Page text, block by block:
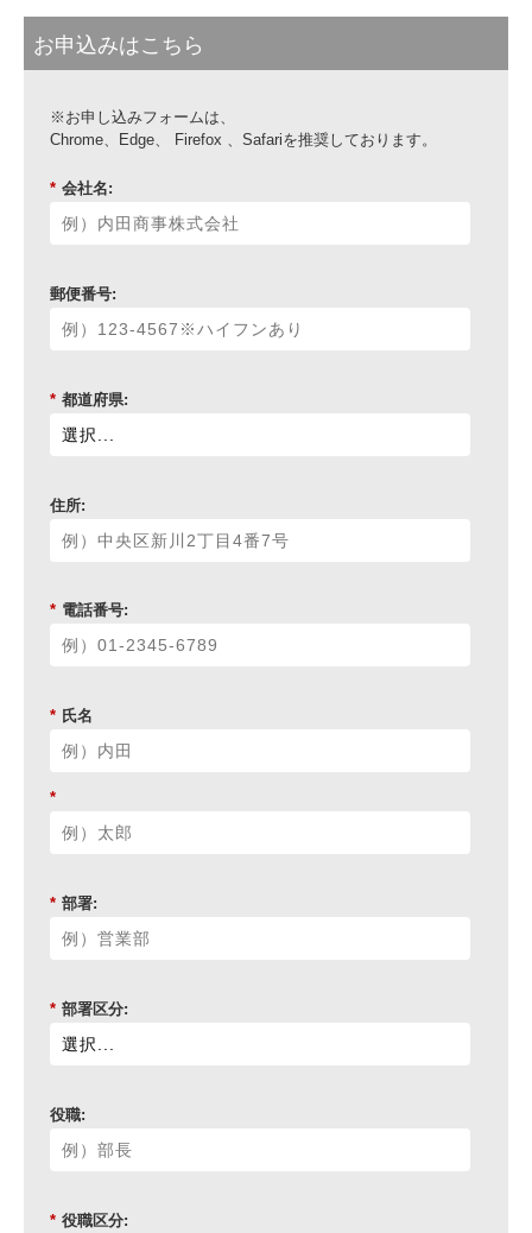
お申込みはこちら
※お申し込みフォームは、
Chrome、Edge、 Firefox 、Safariを推奨しております。
* 会社名:
郵便番号:
* 都道府県:
住所:
* 電話番号:
* 氏名
*
* 部署:
* 部署区分:
役職:
* 役職区分: